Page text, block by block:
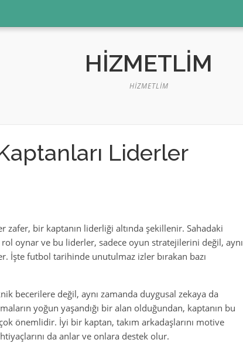
HIZMETLIM
HIZMETLIM
Liderler
zafer, bir kaptanın liderliği altında şekillenir. Sahadaki
rol oynar ve bu liderler, sadece oyun stratejilerini değil, aynı
İşte futbol tarihinde unutulmaz izler bırakan bazı
becerilere değil, aynı zamanda duygusal zekaya da
yoğun yaşandığı bir alan olduğundan, kaptanın bu
önemlidir. İyi bir kaptan, takım arkadaşlarını motive
da anlar ve onlara destek olur.